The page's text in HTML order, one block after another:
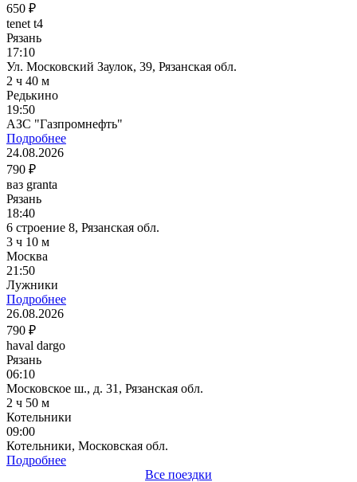
650 ₽
tenet t4
Рязань
17:10
Ул. Московский Заулок, 39, Рязанская обл.
2 ч 40 м
Редькино
19:50
АЗС "Газпромнефть"
Подробнее
24.08.2026
790 ₽
ваз granta
Рязань
18:40
6 строение 8, Рязанская обл.
3 ч 10 м
Москва
21:50
Лужники
Подробнее
26.08.2026
790 ₽
haval dargo
Рязань
06:10
Московское ш., д. 31, Рязанская обл.
2 ч 50 м
Котельники
09:00
Котельники, Московская обл.
Подробнее
Все поездки